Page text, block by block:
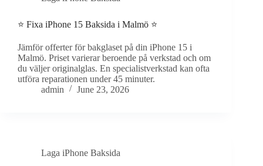
⭐ Fixa iPhone 15 Baksida i Malmö ⭐
Jämför offerter för bakglaset på din iPhone 15 i
Malmö. Priset varierar beroende på verkstad och om
du väljer originalglas. En specialistverkstad kan ofta
utföra reparationen under 45 minuter.
admin
June 23, 2026
Laga iPhone Baksida